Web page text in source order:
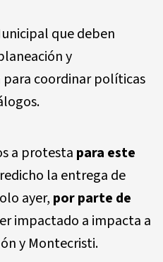
que deben
y
coordinar políticas
a protesta para este
la entrega de
ayer, por parte de
impactado a impacta a
y Montecristi.